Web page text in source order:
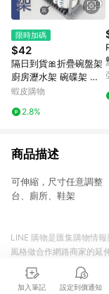
限時加碼
$42
隔日到貨🎀折疊碗盤架
廚房瀝水架 碗碟架 廚
房碗架 檯面瀝水 碗盤
水架 摺疊碗碟架 盤子
蝦皮購物
2.8%
商品描述
可伸縮，尺寸任意
台、廁所、鞋架
加入筆記 設定到價通知
LINE 購物是匯集購物情
風格做合作網路商家的延
商品至各合作網路商家
準。